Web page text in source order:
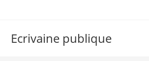
Ecrivaine publique